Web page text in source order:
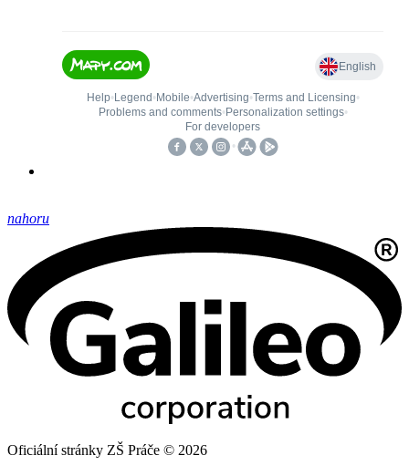
nahoru
Oficiální stránky ZŠ Práče © 2026